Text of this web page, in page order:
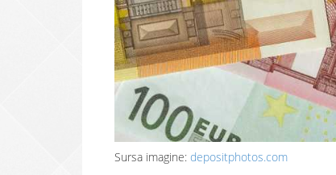
Sursa imagine: depositphotos.com